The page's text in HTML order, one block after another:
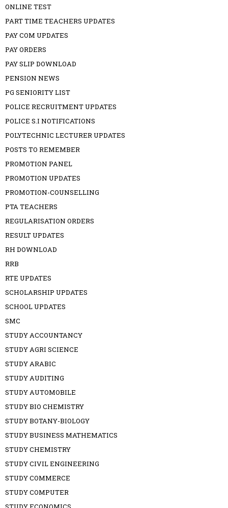
ONLINE TEST
PART TIME TEACHERS UPDATES
PAY COM UPDATES
PAY ORDERS
PAY SLIP DOWNLOAD
PENSION NEWS
PG SENIORITY LIST
POLICE RECRUITMENT UPDATES
POLICE S.I NOTIFICATIONS
POLYTECHNIC LECTURER UPDATES
POSTS TO REMEMBER
PROMOTION PANEL
PROMOTION UPDATES
PROMOTION-COUNSELLING
PTA TEACHERS
REGULARISATION ORDERS
RESULT UPDATES
RH DOWNLOAD
RRB
RTE UPDATES
SCHOLARSHIP UPDATES
SCHOOL UPDATES
SMC
STUDY ACCOUNTANCY
STUDY AGRI SCIENCE
STUDY ARABIC
STUDY AUDITING
STUDY AUTOMOBILE
STUDY BIO CHEMISTRY
STUDY BOTANY-BIOLOGY
STUDY BUSINESS MATHEMATICS
STUDY CHEMISTRY
STUDY CIVIL ENGINEERING
STUDY COMMERCE
STUDY COMPUTER